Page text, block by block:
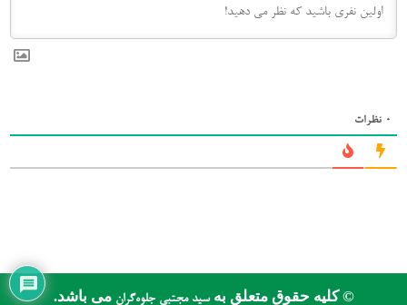
0 نظرات
© کلیه حقوق متعلق بهسید مجتبی جلوه‌گرانمی باشد.